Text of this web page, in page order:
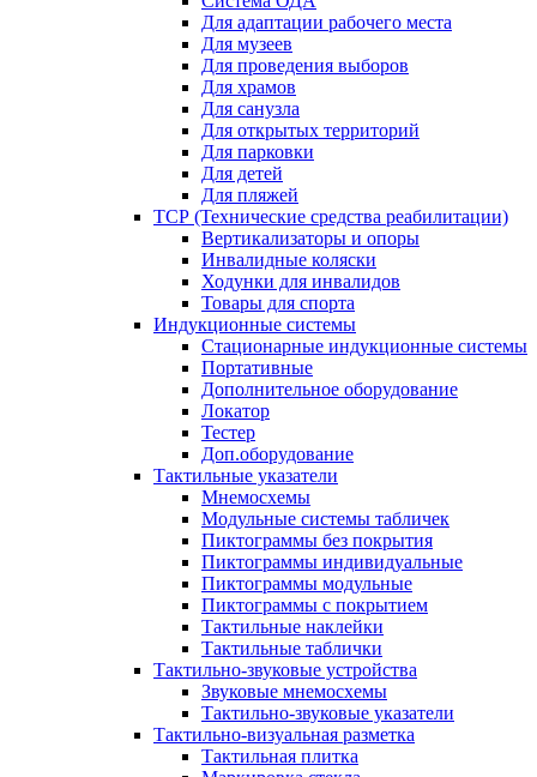
Для адаптации рабочего места
Для музеев
Для проведения выборов
Для храмов
Для санузла
Для открытых территорий
Для парковки
Для детей
Для пляжей
ТСР (Технические средства реабилитации)
Вертикализаторы и опоры
Инвалидные коляски
Ходунки для инвалидов
Товары для спорта
Индукционные системы
Стационарные индукционные системы
Портативные
Дополнительное оборудование
Локатор
Тестер
Доп.оборудование
Тактильные указатели
Мнемосхемы
Модульные системы табличек
Пиктограммы без покрытия
Пиктограммы индивидуальные
Пиктограммы модульные
Пиктограммы с покрытием
Тактильные наклейки
Тактильные таблички
Тактильно-звуковые устройства
Звуковые мнемосхемы
Тактильно-звуковые указатели
Тактильно-визуальная разметка
Тактильная плитка